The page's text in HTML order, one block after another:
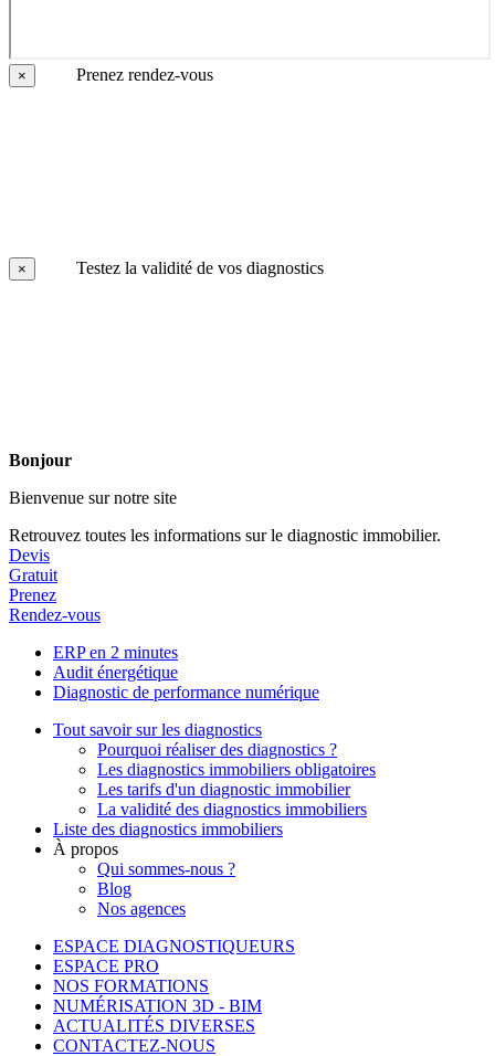
× Prenez rendez-vous
× Testez la validité de vos diagnostics
Bonjour
Bienvenue sur notre site
Retrouvez toutes les informations sur le diagnostic immobilier.
Devis
Gratuit
Prenez
Rendez-vous
ERP en 2 minutes
Audit énergétique
Diagnostic de performance numérique
Tout savoir sur les diagnostics
Pourquoi réaliser des diagnostics ?
Les diagnostics immobiliers obligatoires
Les tarifs d'un diagnostic immobilier
La validité des diagnostics immobiliers
Liste des diagnostics immobiliers
À propos
Qui sommes-nous ?
Blog
Nos agences
ESPACE DIAGNOSTIQUEURS
ESPACE PRO
NOS FORMATIONS
NUMÉRISATION 3D - BIM
ACTUALITÉS DIVERSES
CONTACTEZ-NOUS